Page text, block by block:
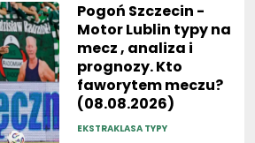
Pogoń Szczecin -
Motor Lublin typy na
mecz , analiza i
prognozy. Kto
faworytem meczu?
(08.08.2026)
EKSTRAKLASA TYPY